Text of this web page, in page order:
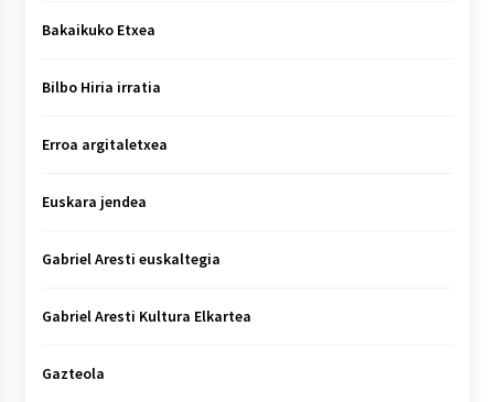
Bakaikuko Etxea
Bilbo Hiria irratia
Erroa argitaletxea
Euskara jendea
Gabriel Aresti euskaltegia
Gabriel Aresti Kultura Elkartea
Gazteola